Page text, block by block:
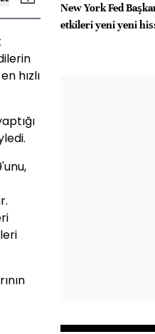
hızlı
New York Fed
etkileri yeni yeni